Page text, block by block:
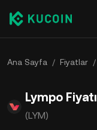
Ana Sayfa / Fiyatlar /
Lympo Fiyatı
(LYM)